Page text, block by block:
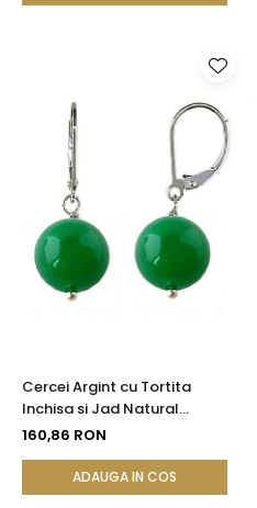
Cercei Argint cu Tortita
Inchisa si Jad Natural
Malaesian de 10 mm
160,86 RON
ADAUGA IN COS